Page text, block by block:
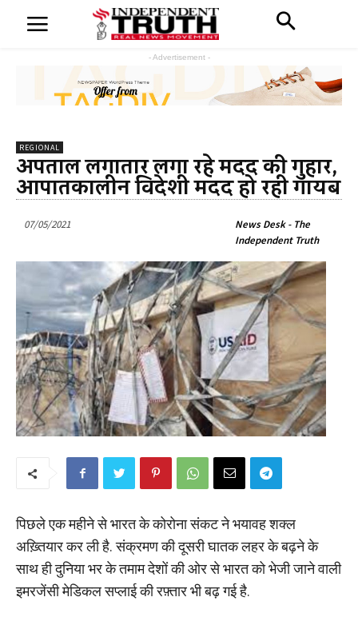
- Advertisement -
REGIONAL
अस्पताल लगातार लगा रहे मदद की गुहार,
आपातकालीन विदेशी मदद हो रही गायब
07/05/2021
News Desk - The
Independent Truth
पिछले एक महीने से भारत के कोरोना संकट ने भयावह शक्ल
अख़्तियार कर ली है. संक्रमण की दूसरी घातक लहर के बढ़ने के
साथ ही दुनिया भर के तमाम देशों की ओर से भारत को भेजी जाने वाली
इमरजेंसी मेडिकल सप्लाई की रफ़्तार भी बढ़ गई है.